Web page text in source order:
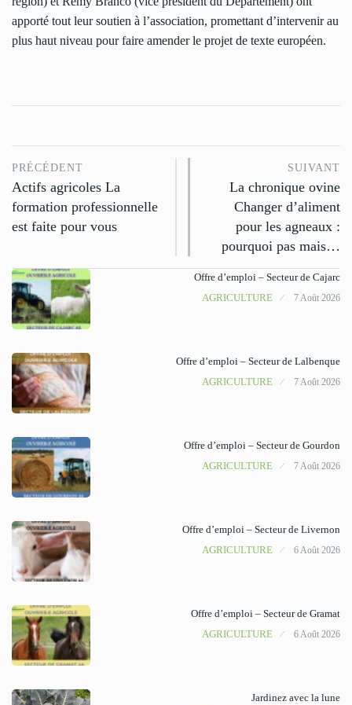
apporté tout leur soutien à l’association, promettant d’intervenir au
plus haut niveau pour faire amender le projet de texte européen.
PRÉCÉDENT
Actifs agricoles La
formation professionnelle
est faite pour vous
SUIVANT
La chronique ovine
Changer d’aliment
pour les agneaux :
pourquoi pas mais…
Offre d’emploi – Secteur de Cajarc
AGRICULTURE
7 Août 2026
Offre d’emploi – Secteur de Lalbenque
AGRICULTURE
7 Août 2026
Offre d’emploi – Secteur de Gourdon
AGRICULTURE
7 Août 2026
Offre d’emploi – Secteur de Livernon
AGRICULTURE
6 Août 2026
Offre d’emploi – Secteur de Gramat
AGRICULTURE
6 Août 2026
Jardinez avec la lune